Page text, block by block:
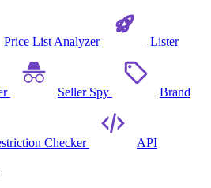
Price List Analyzer Lister
Seller Spy Brand
Checker
API